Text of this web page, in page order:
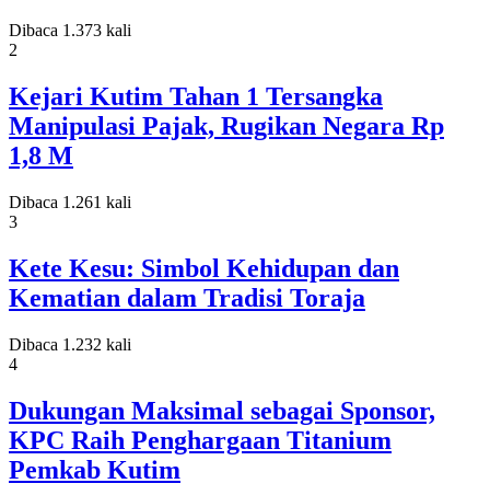
Dibaca 1.373 kali
2
Kejari Kutim Tahan 1 Tersangka
Manipulasi Pajak, Rugikan Negara Rp
1,8 M
Dibaca 1.261 kali
3
Kete Kesu: Simbol Kehidupan dan
Kematian dalam Tradisi Toraja
Dibaca 1.232 kali
4
Dukungan Maksimal sebagai Sponsor,
KPC Raih Penghargaan Titanium
Pemkab Kutim